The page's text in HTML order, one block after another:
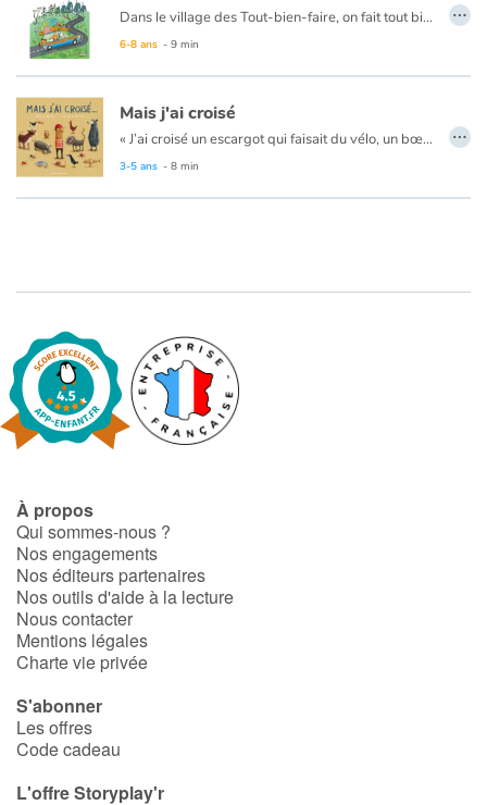
Blog
Actualités
Par thématique
Autour de la lecture
Apprendre à lire
Livre audio
Apprendre les langues
Dyslexie, troubles de la lecture
Nos listes de lecture
Les plus lus
Coups de coeur
Dans le village des Tout-bien-faire, on fait tout bien comme il faut. On range tout bien sa maison, on tond pile-poil son gazon, on porte des habits bien repassés et, bien sûr, on est toujours poli !
Les Tout-bien-faire finiront-ils par reconnaitre qu’un peu de fantaisie a parfois du bon ?...
6-8 ans - 9 min
…
Mais j'ai croisé
« J’ai croisé un escargot qui faisait du vélo, un bœuf qui couvait un œuf… » Le héros de cette histoire, à l’imaginaire fécond, nous livre un catalogue d’excuses pour expliquer son retard à son papa.
3-5 ans - 8 min
…
À propos
Qui sommes-nous ?
Nos engagements
Nos éditeurs partenaires
Nos outils d'aide à la lecture
Nous contacter
Mentions légales
Charte vie privée
S'abonner
Les offres
Code cadeau
L'offre Storyplay'r